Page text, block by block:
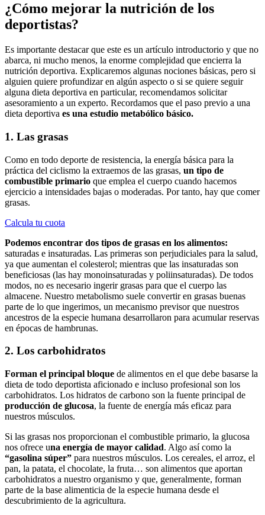
¿Cómo mejorar la nutrición de los
deportistas?
Es importante destacar que este es un artículo introductorio y que no
abarca, ni mucho menos, la enorme complejidad que encierra la
nutrición deportiva. Explicaremos algunas nociones básicas, pero si
alguien quiere profundizar en algún aspecto o si se quiere seguir
alguna dieta deportiva en particular, recomendamos solicitar
asesoramiento a un experto. Recordamos que el paso previo a una
dieta deportiva es una estudio metabólico básico.
1. Las grasas
Como en todo deporte de resistencia, la energía básica para la
práctica del ciclismo la extraemos de las grasas, un tipo de
combustible primario que emplea el cuerpo cuando hacemos
ejercicio a intensidades bajas o moderadas. Por tanto, hay que comer
grasas.
Calcula tu cuota
Podemos encontrar dos tipos de grasas en los alimentos:
saturadas e insaturadas. Las primeras son perjudiciales para la salud,
ya que aumentan el colesterol; mientras que las insaturadas son
beneficiosas (las hay monoinsaturadas y poliinsaturadas). De todos
modos, no es necesario ingerir grasas para que el cuerpo las
almacene. Nuestro metabolismo suele convertir en grasas buenas
parte de lo que ingerimos, un mecanismo previsor que nuestros
ancestros de la especie humana desarrollaron para acumular reservas
en épocas de hambrunas.
2. Los carbohidratos
Forman el principal bloque de alimentos en el que debe basarse la
dieta de todo deportista aficionado e incluso profesional son los
carbohidratos. Los hidratos de carbono son la fuente principal de
producción de glucosa, la fuente de energía más eficaz para
nuestros músculos.
Si las grasas nos proporcionan el combustible primario, la glucosa
nos ofrece una energía de mayor calidad. Algo así como la
“gasolina súper” para nuestros músculos. Los cereales, el arroz, el
pan, la patata, el chocolate, la fruta… son alimentos que aportan
carbohidratos a nuestro organismo y que, generalmente, forman
parte de la base alimenticia de la especie humana desde el
descubrimiento de la agricultura.